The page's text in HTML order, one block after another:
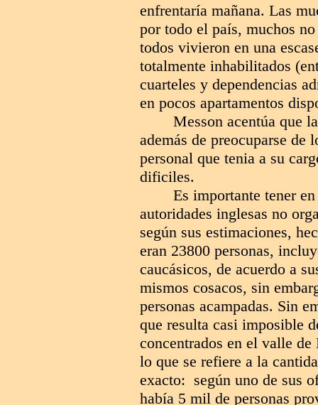
enfrentaría mañana. Las
por todo el país, muchos
todos vivieron en una
totalmente inhabilitados
cuarteles y dependencias
en pocos apartamentos
Messon acentúa que
además de preocuparse de
personal que tenia a su
dificiles.
Es importante tener
autoridades inglesas no
según sus estimaciones,
eran 23800 personas,
caucásicos, de acuerdo a
mismos cosacos, sin
personas acampadas. Sin
que resulta casi imposible
concentrados en el valle
lo que se refiere a la
exacto: según uno de sus
había 5 mil de personas